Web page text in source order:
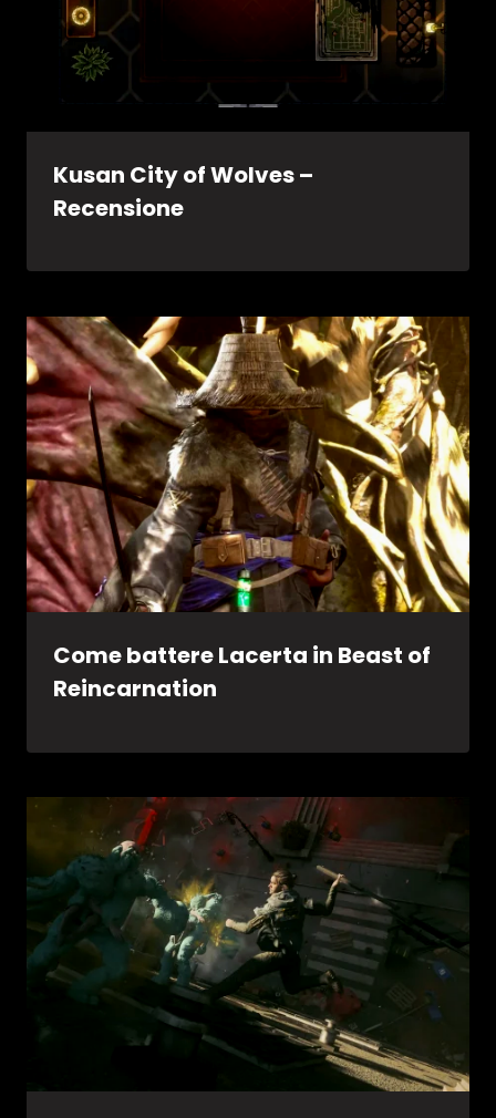
Kusan City of Wolves –
Recensione
Come battere Lacerta in Beast of
Reincarnation